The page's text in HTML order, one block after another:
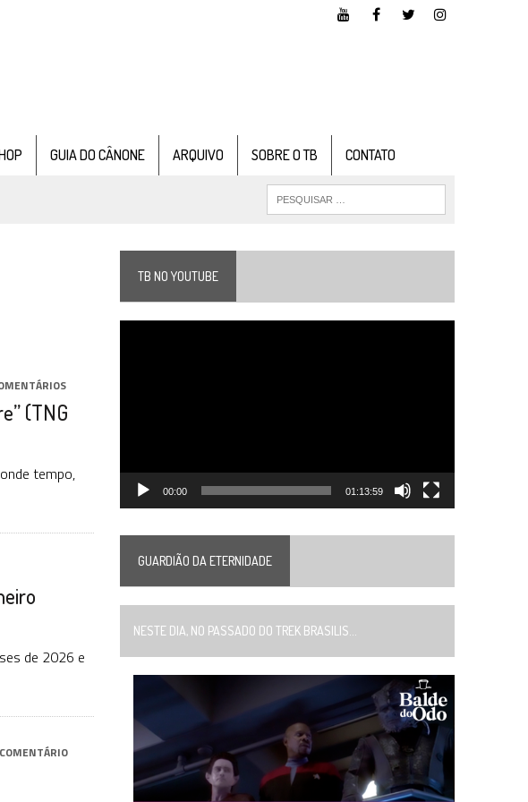
GUIA DO CÂNONE ARQUIVO SOBRE O TB CONTATO
(TNG
tempo,
de 2026 e
TB NO YOUTUBE
00:00 01:13:59
GUARDIÃO DA ETERNIDADE
NESTE DIA, NO PASSADO DO TREK BRASILIS...